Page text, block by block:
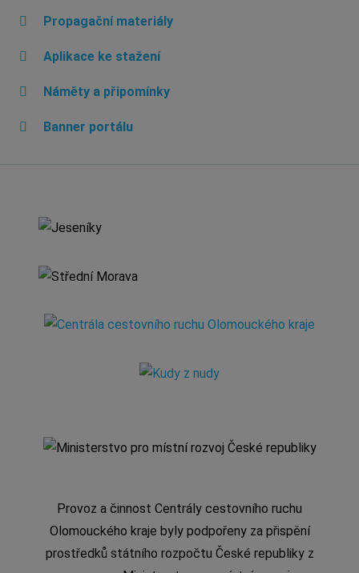
Propagační materiály
Aplikace ke stažení
Náměty a připomínky
Banner portálu
Provoz a činnost Centrály cestovního ruchu
Olomouckého kraje byly podpořeny za přispění
prostředků státního rozpočtu České republiky z